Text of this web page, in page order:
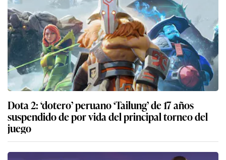
Dota 2: ‘dotero’ peruano ‘Tailung’ de 17 años
suspendido de por vida del principal torneo del
juego